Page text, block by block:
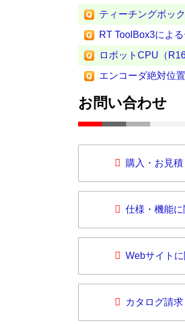
ティーチングボッ
RT ToolBox3によ
ロボットCPU（
エンコーダ絶対位
お問い合わせ
購入・お見
仕様・機能
Webサイト
カタログ請求